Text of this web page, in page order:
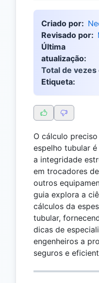
Criado por:
Revisado por:
Última
atualização:
Total de vezes
Etiqueta:
O cálculo
espelho tubular
a integridade
em trocadores
outros
guia explora a
cálculos da
tubular,
dicas de
engenheiros a
seguros e